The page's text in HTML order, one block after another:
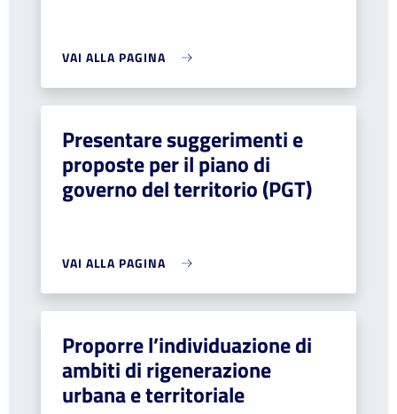
VAI ALLA PAGINA
Presentare suggerimenti e
proposte per il piano di
governo del territorio (PGT)
VAI ALLA PAGINA
Proporre l’individuazione di
ambiti di rigenerazione
urbana e territoriale